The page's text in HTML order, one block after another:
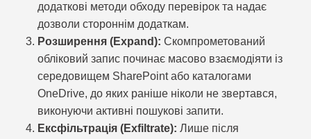
додаткові методи обходу перевірок та надає
дозволи стороннім додаткам.
Розширення (Expand): Скомпрометований
обліковий запис починає масово взаємодіяти із
середовищем SharePoint або каталогами
OneDrive, до яких раніше ніколи не звертався,
виконуючи активні пошукові запити.
Ексфільтрація (Exfiltrate): Лише після